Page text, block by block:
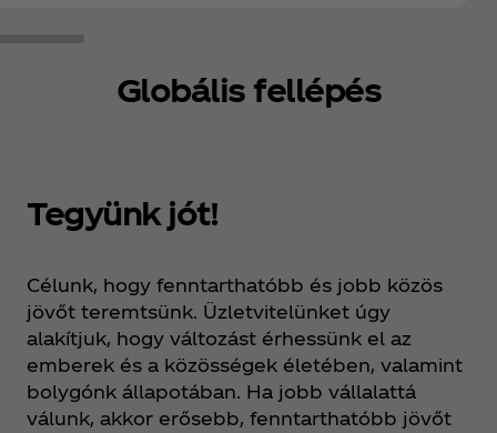
Globális fellépés
Tegyünk jót!
Célunk, hogy fenntarthatóbb és jobb közös
jövőt teremtsünk. Üzletvitelünket úgy
alakítjuk, hogy változást érhessünk el az
emberek és a közösségek életében, valamint
bolygónk állapotában. Ha jobb vállalattá
válunk, akkor erősebb, fenntarthatóbb jövőt